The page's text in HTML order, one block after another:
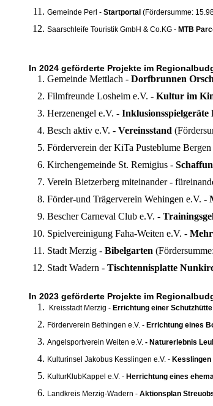
Gemeinde Perl - Startportal (Fördersumme:
Saarschleife Touristik GmbH & Co.KG - MTB
In 2024 geförderte Projekte im
Gemeinde Mettlach - Dorfbrunnen
Filmfreunde Losheim e.V. - Kultur im
Herzenengel e.V. - Inklusionsspielgeräte
Besch aktiv e.V. - Vereinsstand
Förderverein der KiTa Pusteblume
Kirchengemeinde St. Remigius -
Verein Bietzerberg miteinander -
Förder-und Trägerverein Wehingen e.V. -
Bescher Carneval Club e.V. -
Spielvereinigung Faha-Weiten e.V. -
Stadt Merzig - Bibelgarten
Stadt Wadern - Tischtennisplatte
In 2023 geförderte Projekte im
Kreisstadt Merzig - Errichtung einer
Förderverein Bethingen e.V. - Errichtung eines
Angelsportverein Weiten e.V. - Naturerlebnis
Kulturinsel Jakobus Kesslingen e.V. - Kesslingen
KulturKlubKappel e.V. - Herrichtung eines
Landkreis Merzig-Wadern - Aktionsplan